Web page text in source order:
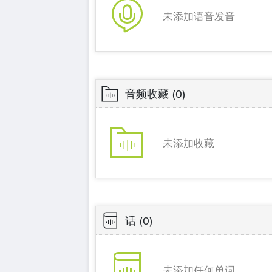
未添加语音发音
音频收藏 (0)
未添加收藏
话 (0)